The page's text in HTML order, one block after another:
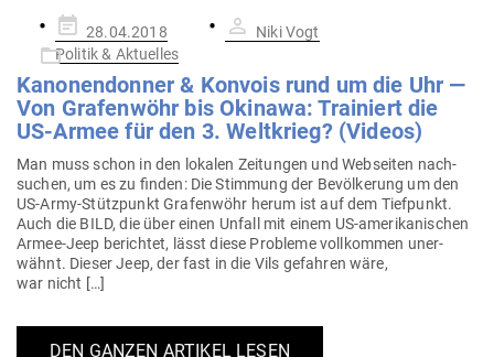
Gepostet
am
28.04.2018
Niki Vogt
Politik & Aktuelles
Kano­nen­donner & Konvois rund um die Uhr —
Von Gra­fenwöhr bis Okinawa: Trai­niert die
US-Armee für den 3. Welt­krieg? (Videos)
Man muss schon in den lokalen Zei­tungen und Web­seiten nach­
suchen, um es zu finden: Die Stimmung der Bevöl­kerung um den
US-Army-Stüt­z­­punkt Gra­fenwöhr herum ist auf dem Tief­punkt.
Auch die BILD, die über einen Unfall mit einem US-ame­ri­­ka­­ni­­schen
Armee-Jeep berichtet, lässt diese Pro­bleme voll­kommen uner­
wähnt. Dieser Jeep, der fast in die Vils gefahren wäre,
war nicht […]
DEN GANZEN ARTIKEL LESEN